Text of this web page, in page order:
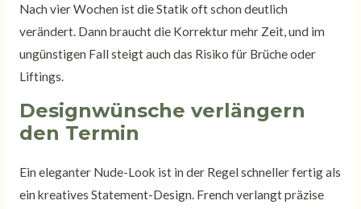
Nach vier Wochen ist die Statik oft schon deutlich
verändert. Dann braucht die Korrektur mehr Zeit, und im
ungünstigen Fall steigt auch das Risiko für Brüche oder
Liftings.
Designwünsche verlängern
den Termin
Ein eleganter Nude-Look ist in der Regel schneller fertig als
ein kreatives Statement-Design. French verlangt präzise